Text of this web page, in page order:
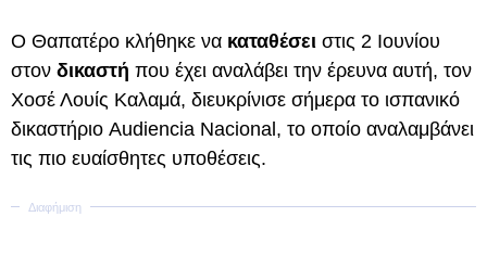
Ο Θαπατέρο κλήθηκε να καταθέσει στις 2 Ιουνίου
στον δικαστή που έχει αναλάβει την έρευνα αυτή, τον
Χοσέ Λουίς Καλαμά, διευκρίνισε σήμερα το ισπανικό
δικαστήριο Audiencia Nacional, το οποίο αναλαμβάνει
τις πιο ευαίσθητες υποθέσεις.